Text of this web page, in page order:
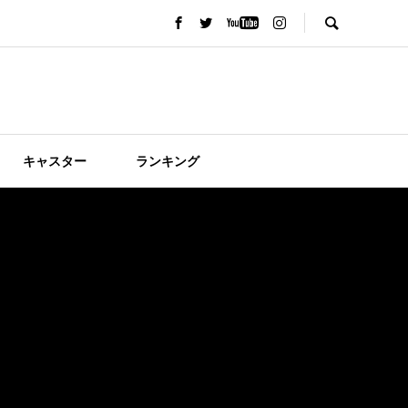
キャスター ランキング